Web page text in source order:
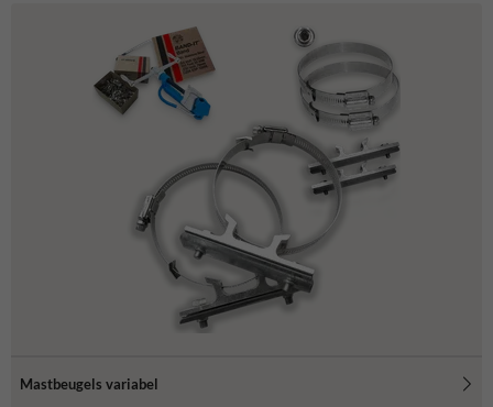
Mastbeugels variabel